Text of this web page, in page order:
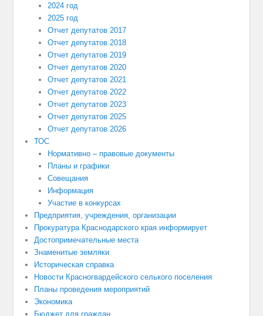
2024 год
2025 год
Отчет депутатов 2017
Отчет депутатов 2018
Отчет депутатов 2019
Отчет депутатов 2020
Отчет депутатов 2021
Отчет депутатов 2022
Отчет депутатов 2023
Отчет депутатов 2025
Отчет депутатов 2026
ТОС
Нормативно – правовые документы
Планы и графики
Совещания
Информация
Участие в конкурсах
Предприятия, учреждения, организации
Прокуратура Краснодарского края информирует
Достопримечательные места
Знаменитые земляки
Историческая справка
Новости Красногвардейского селького поселения
Планы проведения мероприятий
Экономика
Бюджет для граждан